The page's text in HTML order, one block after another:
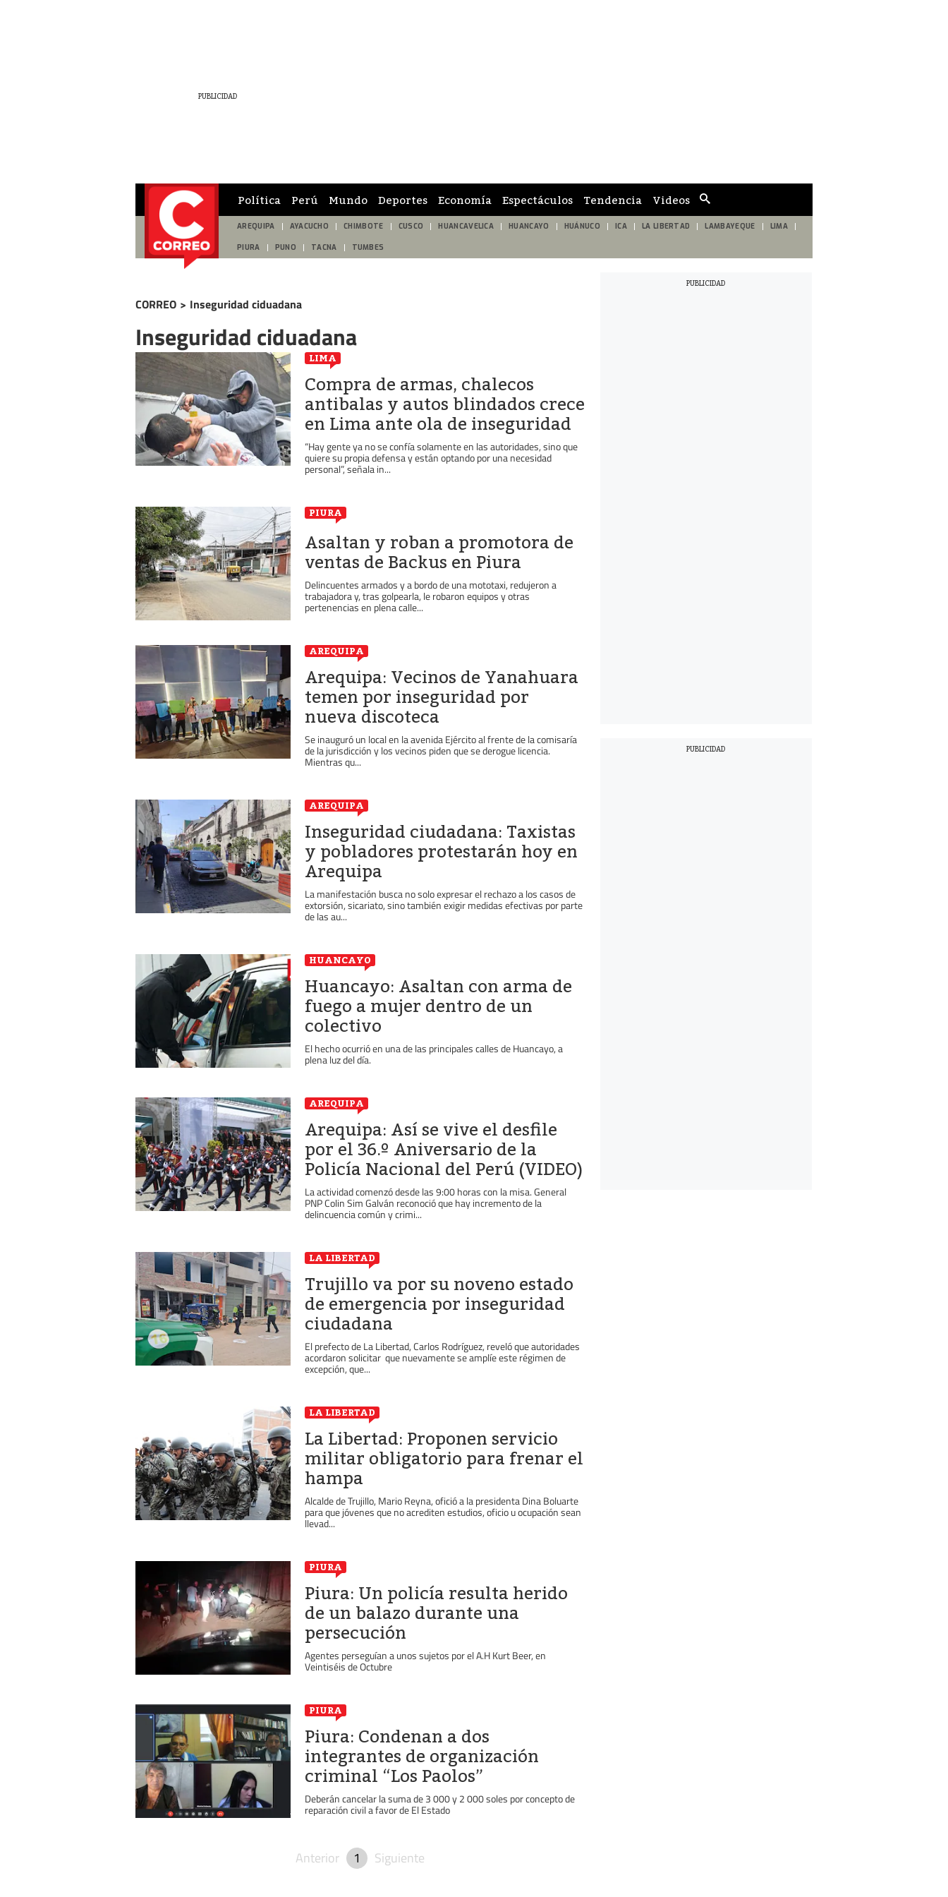
de
búsqueda
Política Perú Mundo Deportes Economía Espectáculos Tendencia Videos
AREQUIPA AYACUCHO CHIMBOTE CUSCO HUANCAVELICA HUANCAYO HUÁNUCO ICA LA LIBERTAD LAMBAYEQUE LIMA
PIURA PUNO TACNA TUMBES
CORREO > Inseguridad ciduadana
Inseguridad ciduadana
LIMA
Compra de armas, chalecos
antibalas y autos blindados crece
en Lima ante ola de inseguridad
“Hay gente ya no se confía solamente en las autoridades, sino que
quiere su propia defensa y están optando por una necesidad
personal”, señala in...
PIURA
Asaltan y roban a promotora de
ventas de Backus en Piura
Delincuentes armados y a bordo de una mototaxi, redujeron a
trabajadora y, tras golpearla, le robaron equipos y otras
pertenencias en plena calle...
AREQUIPA
Arequipa: Vecinos de Yanahuara
temen por inseguridad por
nueva discoteca
Se inauguró un local en la avenida Ejército al frente de la comisaría
de la jurisdicción y los vecinos piden que se derogue licencia.
Mientras qu...
AREQUIPA
Inseguridad ciudadana: Taxistas
y pobladores protestarán hoy en
Arequipa
La manifestación busca no solo expresar el rechazo a los casos de
extorsión, sicariato, sino también exigir medidas efectivas por parte
de las au...
HUANCAYO
Huancayo: Asaltan con arma de
fuego a mujer dentro de un
colectivo
El hecho ocurrió en una de las principales calles de Huancayo, a
plena luz del día.
AREQUIPA
Arequipa: Así se vive el desfile
por el 36.º Aniversario de la
Policía Nacional del Perú (VIDEO)
La actividad comenzó desde las 9:00 horas con la misa. General
PNP Colin Sim Galván reconoció que hay incremento de la
delincuencia común y crimi...
LA LIBERTAD
Trujillo va por su noveno estado
de emergencia por inseguridad
ciudadana
El prefecto de La Libertad, Carlos Rodríguez, reveló que autoridades
acordaron solicitar que nuevamente se amplíe este régimen de
excepción, que...
LA LIBERTAD
La Libertad: Proponen servicio
militar obligatorio para frenar el
hampa
Alcalde de Trujillo, Mario Reyna, ofició a la presidenta Dina Boluarte
para que jóvenes que no acrediten estudios, oficio u ocupación sean
llevad...
PIURA
Piura: Un policía resulta herido
de un balazo durante una
persecución
Agentes perseguían a unos sujetos por el A.H Kurt Beer, en
Veintiséis de Octubre
PIURA
Piura: Condenan a dos
integrantes de organización
criminal “Los Paolos”
Deberán cancelar la suma de 3 000 y 2 000 soles por concepto de
reparación civil a favor de El Estado
Anterior 1 Siguiente